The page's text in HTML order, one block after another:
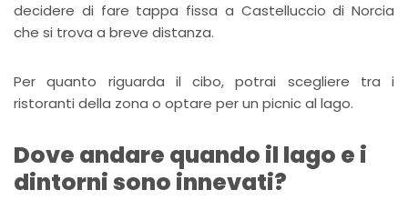
decidere di fare tappa fissa a Castelluccio di Norcia
che si trova a breve distanza.
Per quanto riguarda il cibo, potrai scegliere tra i
ristoranti della zona o optare per un picnic al lago.
Dove andare quando il lago e i
dintorni sono innevati?